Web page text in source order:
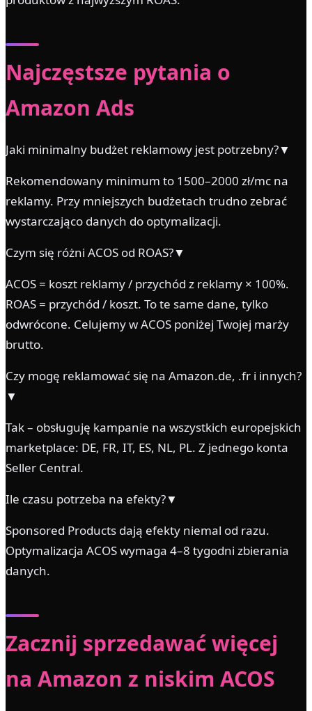
Najczęstsze pytania o
Amazon Ads
Jaki minimalny budżet reklamowy jest potrzebny?▼
Rekomendowany minimum to 1500–2000 zł/mc na
reklamy. Przy mniejszych budżetach trudno zebrać
wystarczająco danych do optymalizacji.
Czym się różni ACOS od ROAS?▼
ACOS = koszt reklamy / przychód z reklamy × 100%.
ROAS = przychód / koszt. To te same dane, tylko
odwrócone. Celujemy w ACOS poniżej Twojej marży
brutto.
Czy mogę reklamować się na Amazon.de, .fr i innych?
▼
Tak – obsługuję kampanie na wszystkich europejskich
marketplace: DE, FR, IT, ES, NL, PL. Z jednego konta
Seller Central.
Ile czasu potrzeba na efekty?▼
Sponsored Products dają efekty niemal od razu.
Optymalizacja ACOS wymaga 4–8 tygodni zbierania
danych.
Zacznij sprzedawać więcej
na Amazon z niskim ACOS